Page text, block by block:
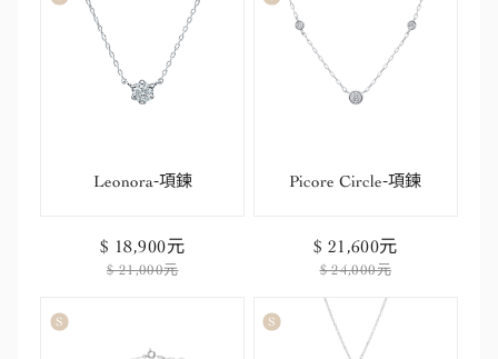
Leonora-項鍊
$ 18,900元
$ 21,000元
Picore Circle-項鍊
$ 21,600元
$ 24,000元